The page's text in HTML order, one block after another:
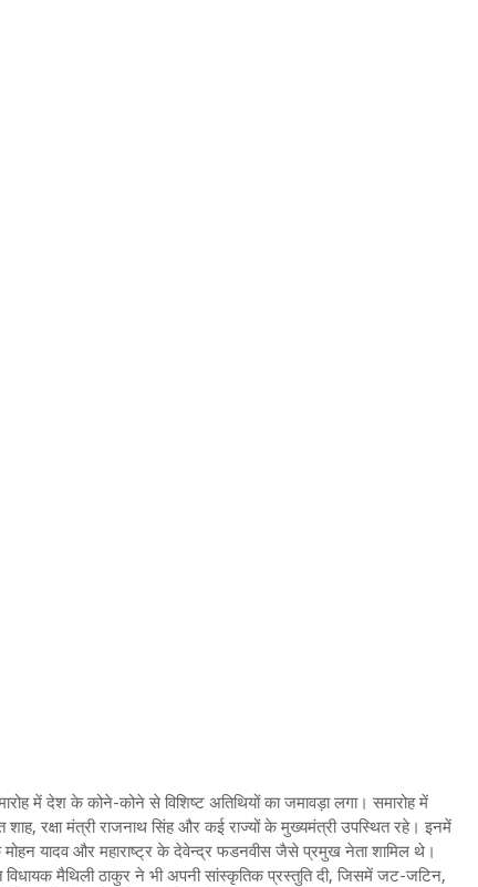
में देश के कोने-कोने से विशिष्ट अतिथियों का जमावड़ा लगा। समारोह में
शाह, रक्षा मंत्री राजनाथ सिंह और कई राज्यों के मुख्यमंत्री उपस्थित रहे। इनमें
यादव और महाराष्ट्र के देवेन्द्र फडनवीस जैसे प्रमुख नेता शामिल थे।
विधायक मैथिली ठाकुर ने भी अपनी सांस्कृतिक प्रस्तुति दी, जिसमें जट-जटिन,